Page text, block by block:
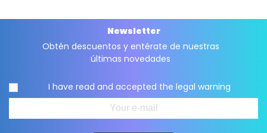
Newsletter
Obtén descuentos y entérate de nuestras
últimas novedades
I have read and accepted the legal warning